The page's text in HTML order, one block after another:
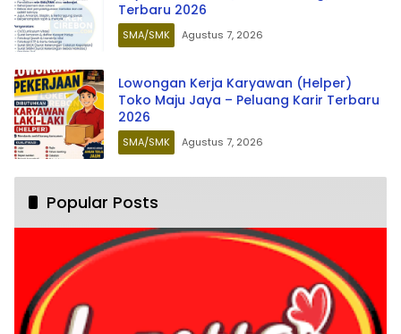
Terbaru 2026
SMA/SMK Agustus 7, 2026
Lowongan Kerja Karyawan (Helper)
Toko Maju Jaya – Peluang Karir Terbaru
2026
SMA/SMK Agustus 7, 2026
Popular Posts